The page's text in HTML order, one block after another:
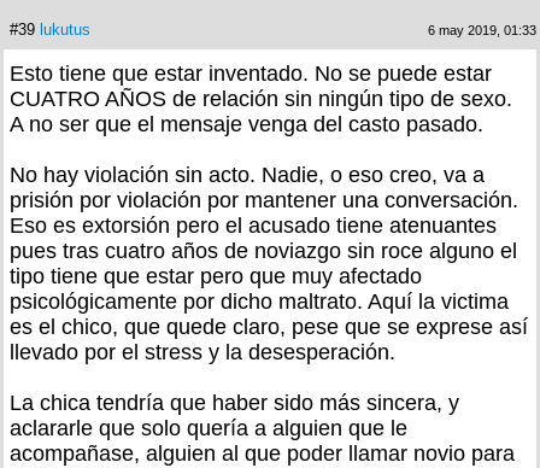
#39 lukutus 6 may 2019, 01:33
Esto tiene que estar inventado. No se puede estar
CUATRO AÑOS de relación sin ningún tipo de sexo.
A no ser que el mensaje venga del casto pasado.
No hay violación sin acto. Nadie, o eso creo, va a
prisión por violación por mantener una conversación.
Eso es extorsión pero el acusado tiene atenuantes
pues tras cuatro años de noviazgo sin roce alguno el
tipo tiene que estar pero que muy afectado
psicológicamente por dicho maltrato. Aquí la victima
es el chico, que quede claro, pese que se exprese así
llevado por el stress y la desesperación.
La chica tendría que haber sido más sincera, y
aclararle que solo quería a alguien que le
acompañase, alguien al que poder llamar novio para